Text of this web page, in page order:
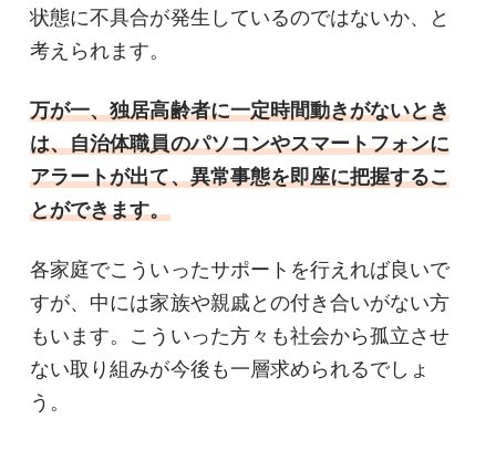
状態に不具合が発生しているのではないか、と
考えられます。
万が一、独居高齢者に一定時間動きがないとき
は、自治体職員のパソコンやスマートフォンに
アラートが出て、異常事態を即座に把握するこ
とができます。
各家庭でこういったサポートを行えれば良いで
すが、中には家族や親戚との付き合いがない方
もいます。こういった方々も社会から孤立させ
ない取り組みが今後も一層求められるでしょ
う。